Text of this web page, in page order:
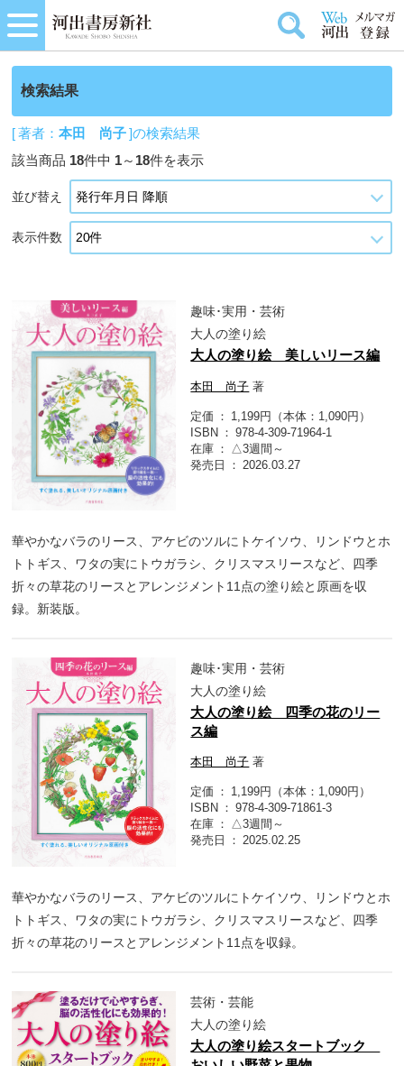
検索結果
[ 著者：本田 尚子]の検索結果
該当商品 18件中 1～ 18件を表示
並び替え
表示件数
趣味･実用・芸術
大人の塗り絵
大人の塗り絵 美しいリース編
本田 尚子 著
定価
1,199円（本体：1,090円）
ISBN
978-4-309-71964-1
在庫
△3週間～
発売日
2026.03.27
華やかなバラのリース、アケビのツルにトケイソウ、リンドウとホ
トトギス、ワタの実にトウガラシ、クリスマスリースなど、四季
折々の草花のリースとアレンジメント11点の塗り絵と原画を収
録。新装版。
趣味･実用・芸術
大人の塗り絵
大人の塗り絵 四季の花のリー
ス編
本田 尚子 著
定価
1,199円（本体：1,090円）
ISBN
978-4-309-71861-3
在庫
△3週間～
発売日
2025.02.25
華やかなバラのリース、アケビのツルにトケイソウ、リンドウとホ
トトギス、ワタの実にトウガラシ、クリスマスリースなど、四季
折々の草花のリースとアレンジメント11点を収録。
芸術・芸能
大人の塗り絵
大人の塗り絵スタートブック